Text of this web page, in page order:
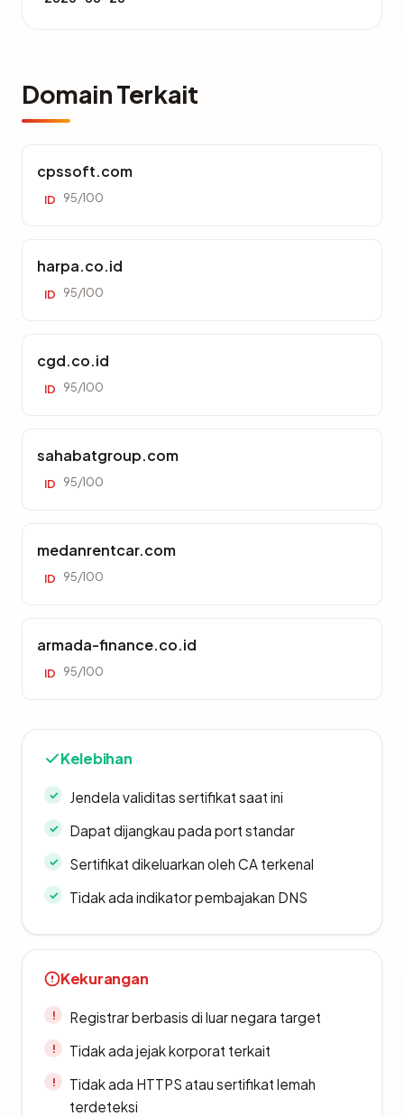
Domain Terkait
cpssoft.com
ID 95/100
harpa.co.id
ID 95/100
cgd.co.id
ID 95/100
sahabatgroup.com
ID 95/100
medanrentcar.com
ID 95/100
armada-finance.co.id
ID 95/100
Kelebihan
Jendela validitas sertifikat saat ini
Dapat dijangkau pada port standar
Sertifikat dikeluarkan oleh CA terkenal
Tidak ada indikator pembajakan DNS
Kekurangan
Registrar berbasis di luar negara target
Tidak ada jejak korporat terkait
Tidak ada HTTPS atau sertifikat lemah
terdeteksi